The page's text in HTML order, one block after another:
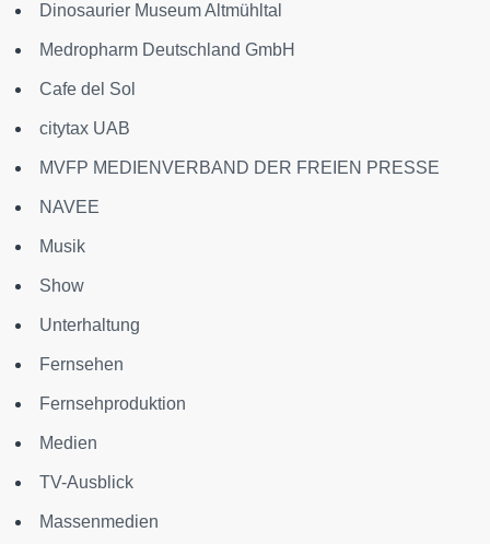
Dinosaurier Museum Altmühltal
Medropharm Deutschland GmbH
Cafe del Sol
citytax UAB
MVFP MEDIENVERBAND DER FREIEN PRESSE
NAVEE
Musik
Show
Unterhaltung
Fernsehen
Fernsehproduktion
Medien
TV-Ausblick
Massenmedien